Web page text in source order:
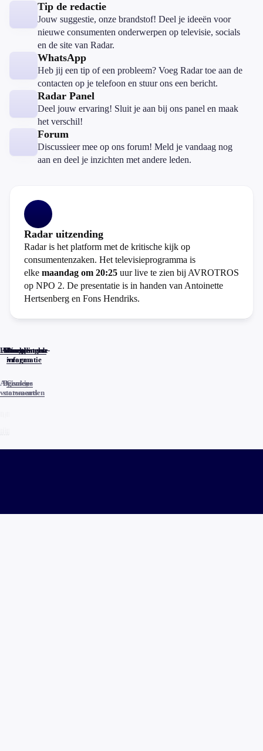
Tip de redactie
Jouw suggestie, onze brandstof! Deel je ideeën voor
nieuwe consumenten onderwerpen op televisie, socials
en de site van Radar.
WhatsApp
Heb jij een tip of een probleem? Voeg Radar toe aan de
contacten op je telefoon en stuur ons een bericht.
Radar Panel
Deel jouw ervaring! Sluit je aan bij ons panel en maak
het verschil!
Forum
Discussieer mee op ons forum! Meld je vandaag nog
aan en deel je inzichten met andere leden.
Radar uitzending
Radar is het platform met de kritische kijk op
consumentenzaken. Het televisieprogramma is
elke maandag om 20:25 uur live te zien bij AVROTROS
op NPO 2. De presentatie is in handen van Antoinette
Hertsenberg en Fons Hendriks.
Home
Actueel
Uitzendingen
Reacties
Programma-
informatie
Veelgestelde
vragen
Algemene
voorwaarden
Privacy
statements
Cookies